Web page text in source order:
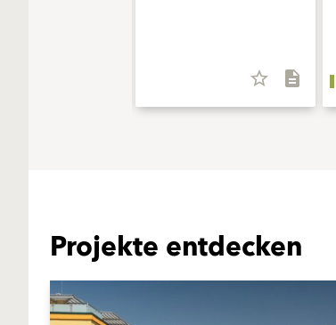
star_border description
Projekte entdecken